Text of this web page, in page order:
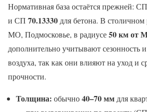
Нормативная база остаётся прежней: СП
и СП 70.13330 для бетона. В
МО, Подмосковье, в радиусе50 км от
дополнительно учитывают сезонность
воздуха, так как они влияют на уход и
прочности.
Толщина: обычно40–70 мм для